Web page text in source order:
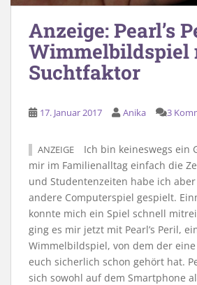
Anzeige: Pearl’s
Wimmelbildspiel
Suchtfaktor
17. Januar 2017 Anika 3
ANZEIGE
Ich bin keineswegs ein
mir im Familienalltag einfach die
und Studentenzeiten habe ich
andere Computerspiel gespielt.
konnte mich ein Spiel schnell
ging es mir jetzt mit Pearl’s Peril,
Wimmelbildspiel, von dem der
euch sicherlich schon gehört hat.
sich sowohl auf dem Smartphone